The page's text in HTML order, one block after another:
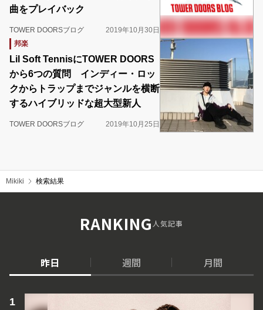
曲をプレイバック
TOWER DOORSブログ
2019年10月30日
邦楽
Lil Soft TennisにTOWER DOORS
から6つの質問 インディー・ロッ
クからトラップまでジャンルを横断
するハイブリッドな超大型新人
TOWER DOORSブログ 2019年10月25日
Mikiki 検索結果
RANKING人気記事
昨日 週間 月間